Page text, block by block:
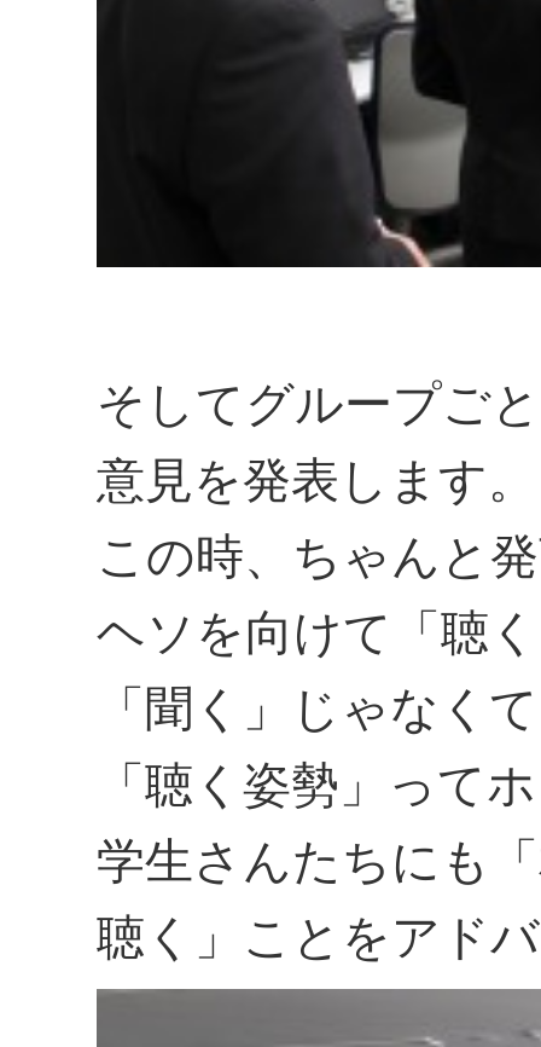
そしてグループご
意見を発表します。
この時、ちゃんと
ヘソを向けて「聴
「聞く」じゃなく
「聴く姿勢」って
学生さんたちにも
聴く」ことをアド